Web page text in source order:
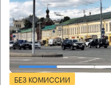
БЕЗ КОМИССИИ